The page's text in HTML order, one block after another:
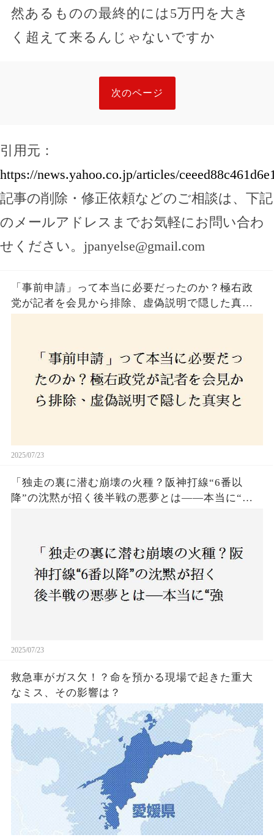
然あるものの最終的には5万円を大き
く超えて来るんじゃないですか
次のページ
引用元：
https://news.yahoo.co.jp/articles/
記事の削除・修正依頼などのご相談は、下記
のメールアドレスまでお気軽にお問い合わ
せください。 jpanyelse@gmail.com
「事前申請」って本当に必要だったのか？極右政
党が記者を会見から排除、虚偽説明で隠した真実
2025/07/23
「独走の裏に潜む崩壊の火種？阪神打線“6番以
降”の沈黙が招く後半戦の悪夢とは——本当に“強
2025/07/23
救急車がガス欠！？命を預かる現場で起きた重大
なミス、その影響は？